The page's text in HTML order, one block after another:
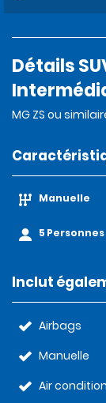
Détails
MG ZS ou
Manuelle
5 Personnes
Inclut
Airbags
Manuelle
Air